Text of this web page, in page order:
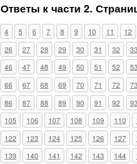
Ответы к части 2.
4 5 6 7 8 9 10 11 12
26
27 28 29 30 31 32 33
46
47 48 49 50 51 52 53
66
67 68 69 70 71 72 73
86
87 88 89 90 91 92 93
105
106 107 108 109 110
122
123 124 125 126 127
139
140 141 142 143 144